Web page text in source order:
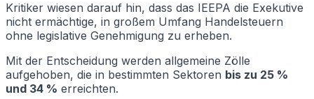
Kritiker wiesen darauf hin, dass das IEEPA die Exekutive
nicht ermächtige, in großem Umfang Handelsteuern
ohne legislative Genehmigung zu erheben.
Mit der Entscheidung werden allgemeine Zölle
aufgehoben, die in bestimmten Sektoren bis zu 25 %
und 34 % erreichten.